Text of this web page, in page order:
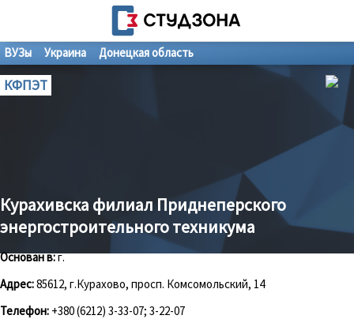
ВУЗы Украина Донецкая область
КФПЭТ
Курахивска филиал Приднеперского
энергостроительного техникума
Основан в:г.
Адрес:85612, г.Курахово, просп. Комсомольский, 14
Телефон: +380 (6212) 3-33-07; 3-22-07